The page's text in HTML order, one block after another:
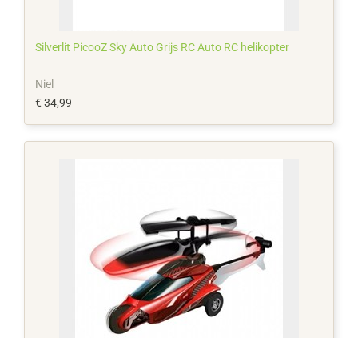
Silverlit PicooZ Sky Auto Grijs RC Auto RC helikopter
Niel
€ 34,99